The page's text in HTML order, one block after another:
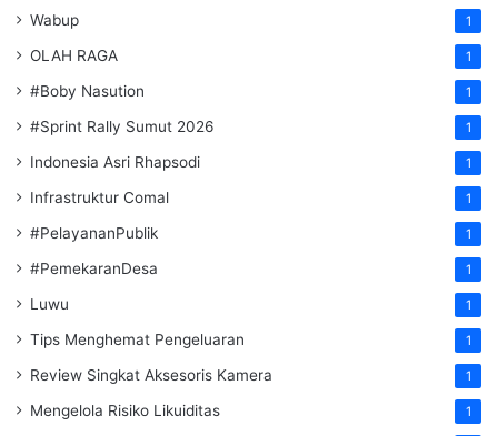
Wabup 1
OLAH RAGA 1
#Boby Nasution 1
#Sprint Rally Sumut 2026 1
Indonesia Asri Rhapsodi 1
Infrastruktur Comal 1
#PelayananPublik 1
#PemekaranDesa 1
Luwu 1
Tips Menghemat Pengeluaran 1
Review Singkat Aksesoris Kamera 1
Mengelola Risiko Likuiditas 1